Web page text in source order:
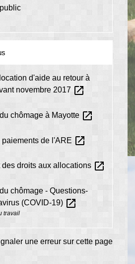
d'aide au retour à
novembre 2017 open_in_new
chômage à Mayotte open_in_new
de l'ARE open_in_new
des droits aux allocations open_in_new
chômage - Questions-
(COVID-19) open_in_new
travail
une erreur sur cette page